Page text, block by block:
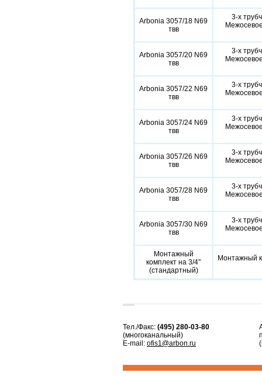
Arbonia 3057/18 N69
твв
3-х
Arbonia 3057/20 N69
твв
3-х
Arbonia 3057/22 N69
твв
3-х
Arbonia 3057/24 N69
твв
3-х
Arbonia 3057/26 N69
твв
3-х
Arbonia 3057/28 N69
твв
3-х
Arbonia 3057/30 N69
твв
3-х
Монтажный
комплект на 3/4"
(стандартный)
Монтажный
Тел./Факс: (495) 280-03-80
(многоканальный)
E-mail: ofis1@arbon.ru